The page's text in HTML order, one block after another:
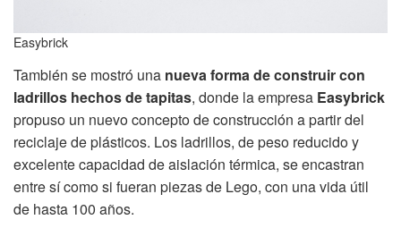
Easybrick
También se mostró una nueva forma de construir con
ladrillos hechos de tapitas, donde la empresa Easybrick
propuso un nuevo concepto de construcción a partir del
reciclaje de plásticos. Los ladrillos, de peso reducido y
excelente capacidad de aislación térmica, se encastran
entre sí como si fueran piezas de Lego, con una vida útil
de hasta 100 años.